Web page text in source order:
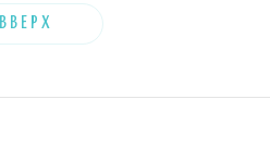
ВВЕРХ